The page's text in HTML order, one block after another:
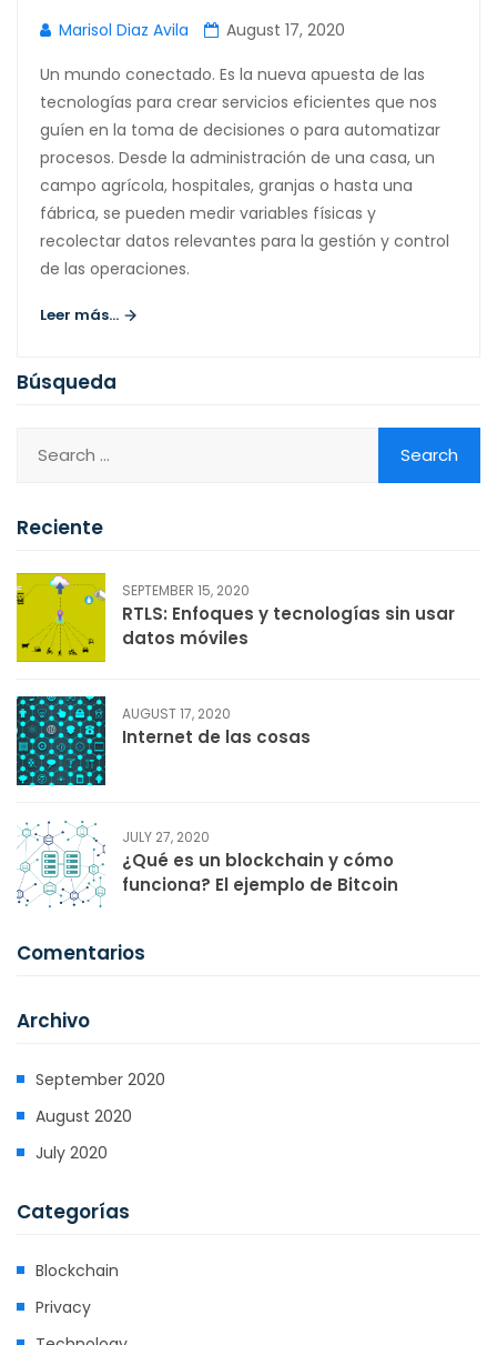
Marisol Diaz Avila
August 17, 2020
Un mundo conectado. Es la nueva apuesta de las
tecnologías para crear servicios eficientes que nos
guíen en la toma de decisiones o para automatizar
procesos. Desde la administración de una casa, un
campo agrícola, hospitales, granjas o hasta una
fábrica, se pueden medir variables físicas y
recolectar datos relevantes para la gestión y control
de las operaciones.
Leer más...
Búsqueda
Reciente
SEPTEMBER 15, 2020
RTLS: Enfoques y tecnologías sin usar
datos móviles
AUGUST 17, 2020
Internet de las cosas
JULY 27, 2020
¿Qué es un blockchain y cómo
funciona? El ejemplo de Bitcoin
Comentarios
Archivo
September 2020
August 2020
July 2020
Categorías
Blockchain
Privacy